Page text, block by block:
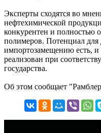
Эксперты сходятся во
нефтехимической
конкурентен и полностью
полимеров. Потенциал
импортозамещению есть,
реализован при
государства.
Об этом сообщает